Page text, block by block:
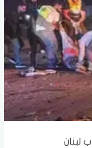
لبنان